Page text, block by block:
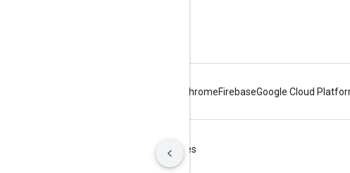
ChromeFirebaseGoogle Cloud
Manage cookies